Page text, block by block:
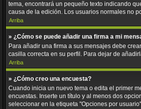
tema, encontrará un pequeño texto indicando
causa de la edición. Los usuarios normales no
Arriba
» ¿Cómo se puede añadir una firma a mi
Para añadir una firma a sus mensajes debe
casilla correcta en su perfil. Para dejar de
Arriba
» ¿Cómo creo una encuesta?
Cuando inicia un nuevo tema o edita el primer
encuestas. Inserte un título y al menos dos
seleccionar en la etiqueta "Opciones por